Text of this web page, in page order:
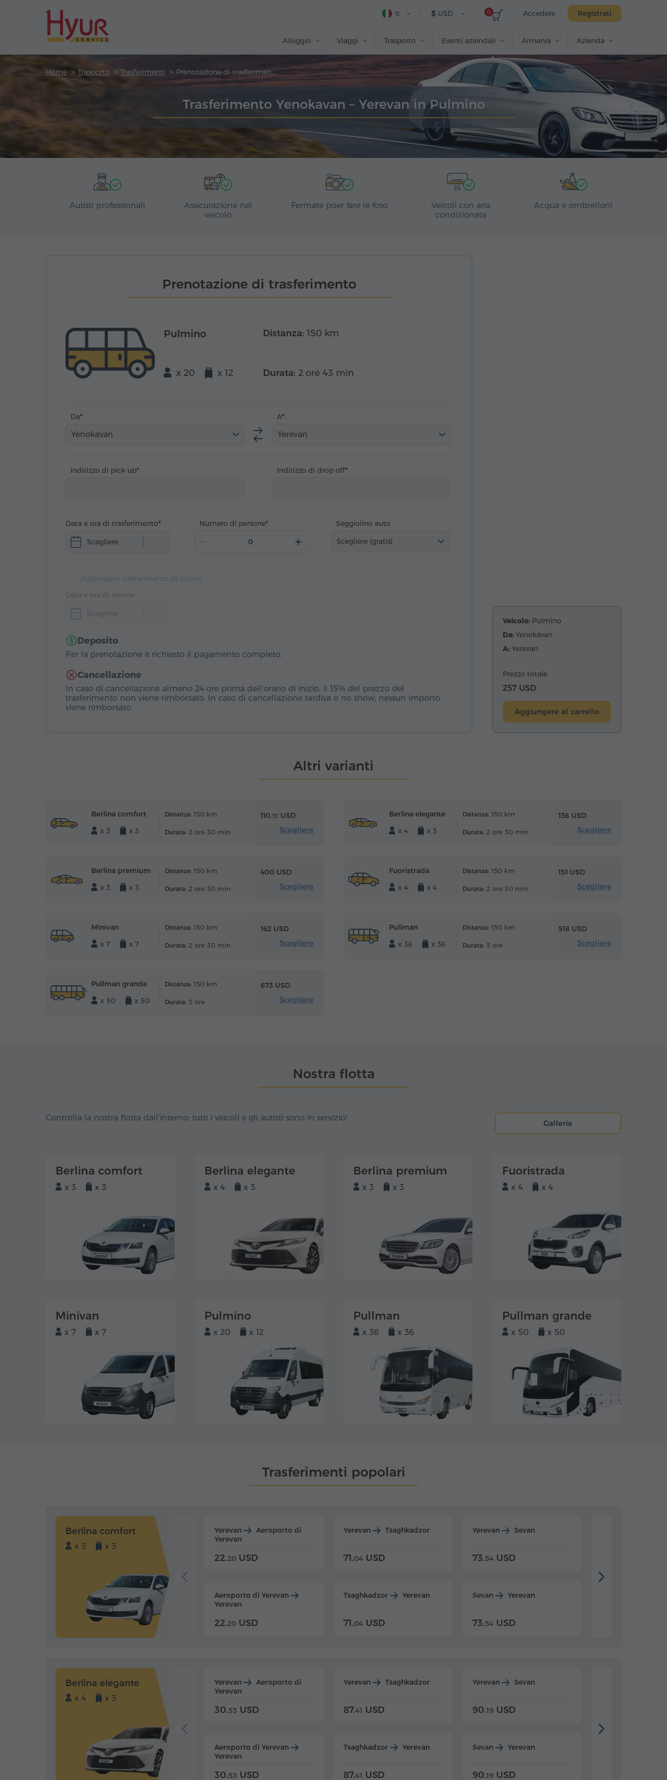
Accedere Registrati
0
$ USD
It
Alloggio Viaggi Trasporto Eventi aziendali Armenia Azienda
Home Trasporto Trasferimenti Prenotazione di trasferimento
Trasferimento Yenokavan – Yerevan in Pulmino
Autisti professionali
Assicurazione nel
veicolo
Fermate poer fare le foto
Veicoli con aria
condizionata
Acqua e ombrelloni
Prenotazione di trasferimento
Pulmino
x 20 x 12
Distanza: 150 km
Durata: 2 ore 43 min
Da
Yenokavan
A
Yerevan
Indirizzo di pick-up Indirizzo di drop off
Data e ora di trasferimento
Scegliere
Numero di persone
Seggiolino auto
Scegliere (gratis)
Data e ora di ritorno
Scegliere
Deposito
Per la prenotazione è richiesto il pagamento completo.
Cancellazione
In caso di cancellazione almeno 24 ore prima dell'orario di inizio, il 15% del prezzo del
trasferimento non viene rimborsato. In caso di cancellazione tardiva o no show, nessun importo
viene rimborsato.
Veicolo: Pulmino
Da: Yenokavan
A: Yerevan
Prezzo totale
257 USD
Aggiungere al carrello
Altri varianti
Berlina comfort
x 3
x 3
Distanza: 150 km
Durata: 2 ore 30 min
110.72 USD
Scegliere
Berlina elegante
x 4
x 3
Distanza: 150 km
Durata: 2 ore 30 min
136 USD
Scegliere
Berlina premium
x 3
x 3
Distanza: 150 km
Durata: 2 ore 30 min
400 USD
Scegliere
Fuoristrada
x 4
x 4
Distanza: 150 km
Durata: 2 ore 30 min
151 USD
Scegliere
Minivan
x 7
x 7
Distanza: 150 km
Durata: 2 ore 30 min
162 USD
Scegliere
Pullman
x 36
x 36
Distanza: 150 km
Durata: 3 ore
518 USD
Scegliere
Pullman grande
x 50
x 50
Distanza: 150 km
Durata: 3 ore
673 USD
Scegliere
Nostra flotta
Controlla la nostra flotta dall'interno: tutti i veicoli e gli autisti sono in servizio!
Galleria
Berlina comfort
x 3 x 3
Berlina elegante
x 4 x 3
Berlina premium
x 3 x 3
Fuoristrada
x 4 x 4
Minivan
x 7 x 7
Pulmino
x 20 x 12
Pullman
x 36 x 36
Pullman grande
x 50 x 50
Trasferimenti popolari
Berlina comfort
x 3 x 3
Yerevan
Aeroporto di
Yerevan
22.20 USD
Aeroporto di Yerevan
Yerevan
22.20 USD
Yerevan Tsaghkadzor
71.04 USD
Tsaghkadzor Yerevan
71.04 USD
Yerevan Sevan
73.54 USD
Sevan Yerevan
73.54 USD
Berlina elegante
x 4 x 3
Yerevan
Aeroporto di
Yerevan
30.53 USD
Aeroporto di Yerevan
Yerevan
30.53 USD
Yerevan Tsaghkadzor
87.41 USD
Tsaghkadzor Yerevan
87.41 USD
Yerevan Sevan
90.19 USD
Sevan Yerevan
90.19 USD